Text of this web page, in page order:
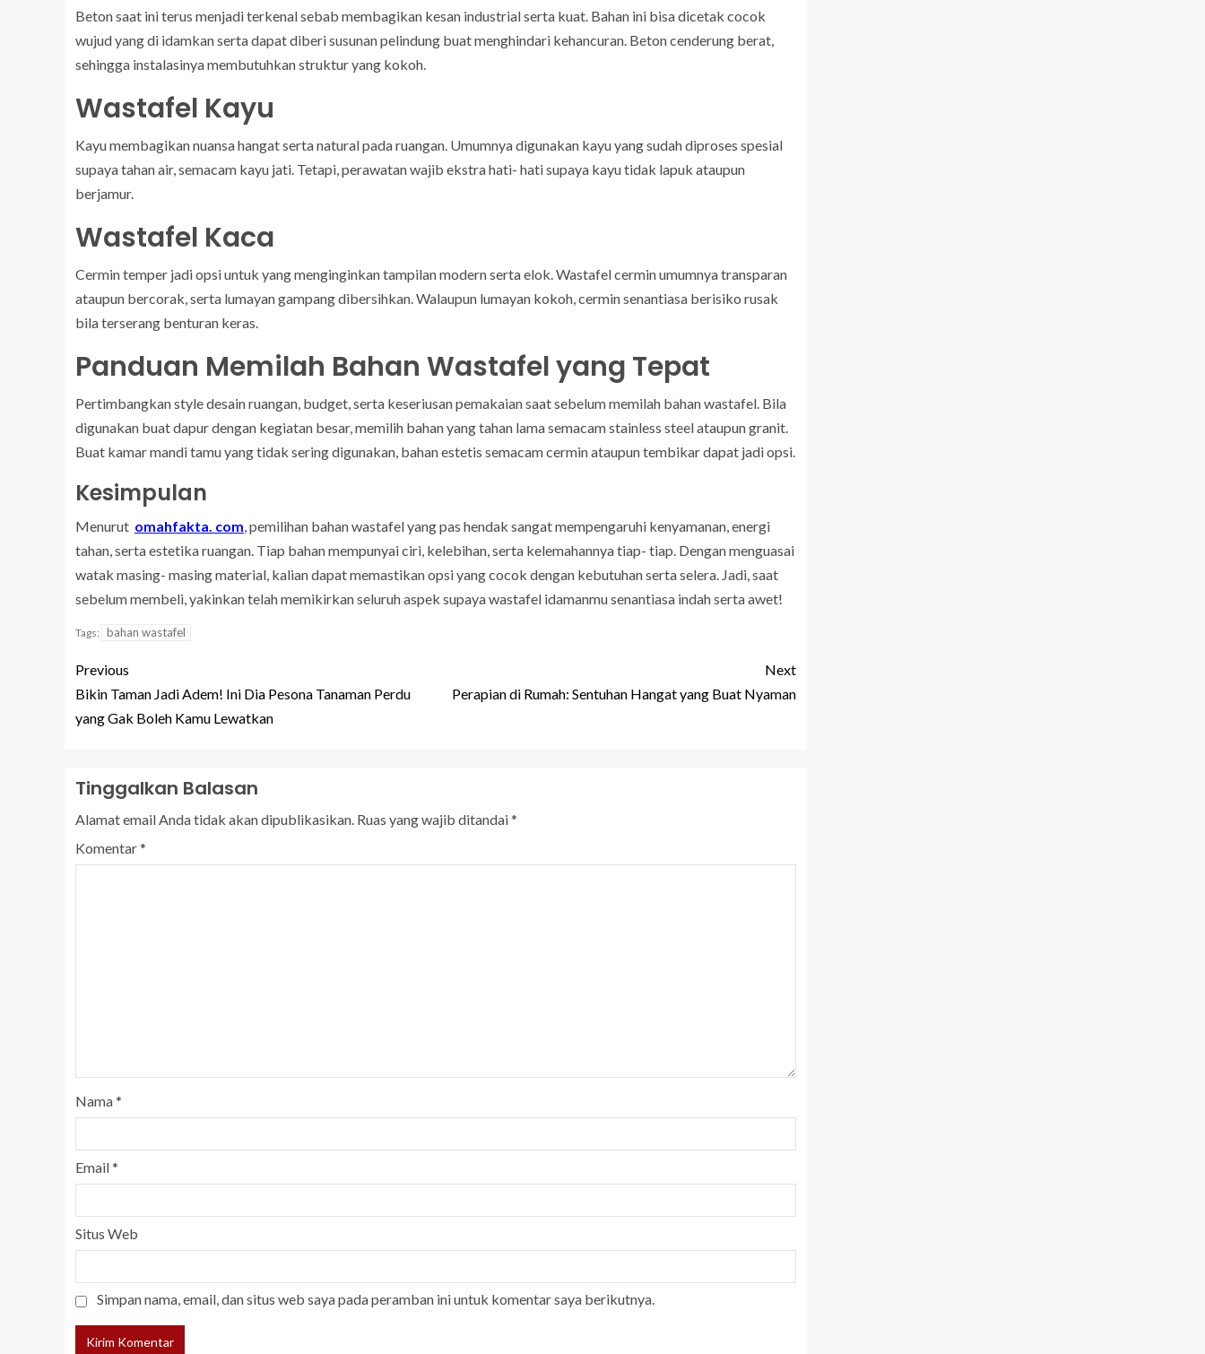
Beton saat ini terus menjadi terkenal sebab membagikan kesan industrial serta kuat. Bahan ini bisa dicetak cocok
wujud yang di idamkan serta dapat diberi susunan pelindung buat menghindari kehancuran. Beton cenderung berat,
sehingga instalasinya membutuhkan struktur yang kokoh.
Wastafel Kayu
Kayu membagikan nuansa hangat serta natural pada ruangan. Umumnya digunakan kayu yang sudah diproses spesial
supaya tahan air, semacam kayu jati. Tetapi, perawatan wajib ekstra hati- hati supaya kayu tidak lapuk ataupun
berjamur.
Wastafel Kaca
Cermin temper jadi opsi untuk yang menginginkan tampilan modern serta elok. Wastafel cermin umumnya transparan
ataupun bercorak, serta lumayan gampang dibersihkan. Walaupun lumayan kokoh, cermin senantiasa berisiko rusak
bila terserang benturan keras.
Panduan Memilah Bahan Wastafel yang Tepat
Pertimbangkan style desain ruangan, budget, serta keseriusan pemakaian saat sebelum memilah bahan wastafel. Bila
digunakan buat dapur dengan kegiatan besar, memilih bahan yang tahan lama semacam stainless steel ataupun granit.
Buat kamar mandi tamu yang tidak sering digunakan, bahan estetis semacam cermin ataupun tembikar dapat jadi opsi.
Kesimpulan
Menurut omahfakta. com, pemilihan bahan wastafel yang pas hendak sangat mempengaruhi kenyamanan, energi
tahan, serta estetika ruangan. Tiap bahan mempunyai ciri, kelebihan, serta kelemahannya tiap- tiap. Dengan menguasai
watak masing- masing material, kalian dapat memastikan opsi yang cocok dengan kebutuhan serta selera. Jadi, saat
sebelum membeli, yakinkan telah memikirkan seluruh aspek supaya wastafel idamanmu senantiasa indah serta awet!
Tags: bahan wastafel
Previous
Bikin Taman Jadi Adem! Ini Dia Pesona Tanaman Perdu
yang Gak Boleh Kamu Lewatkan
Next
Perapian di Rumah: Sentuhan Hangat yang Buat Nyaman
Tinggalkan Balasan
Alamat email Anda tidak akan dipublikasikan. Ruas yang wajib ditandai*
Komentar*
Nama*
Email*
Situs Web
Simpan nama, email, dan situs web saya pada peramban ini untuk komentar saya berikutnya.